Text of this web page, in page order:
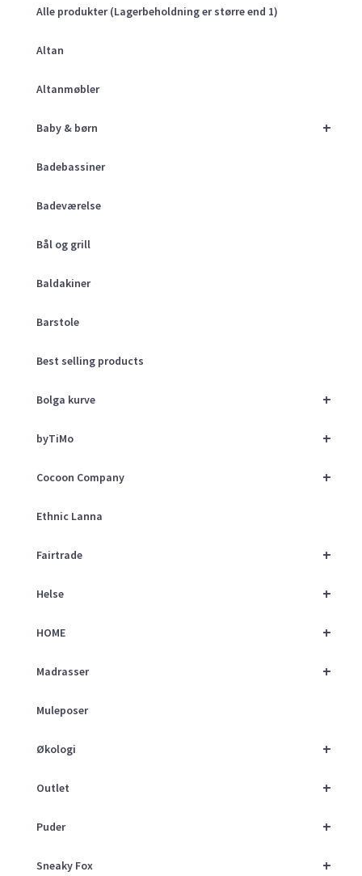
Alle produkter (Lagerbeholdning er større end 1)
Altan
Altanmøbler
+
Baby & børn
Badebassiner
Badeværelse
Bål og grill
Baldakiner
Barstole
Best selling products
+
Bolga kurve
+
byTiMo
+
Cocoon Company
Ethnic Lanna
+
Fairtrade
+
Helse
+
HOME
+
Madrasser
Muleposer
+
Økologi
+
Outlet
+
Puder
+
Sneaky Fox